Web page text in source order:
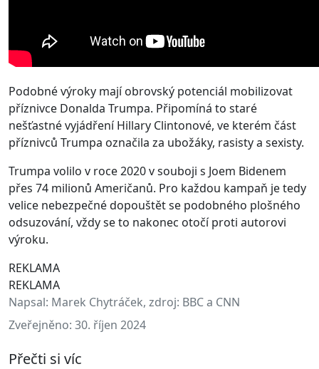
Podobné výroky mají obrovský potenciál mobilizovat
příznivce Donalda Trumpa. Připomíná to staré
nešťastné vyjádření Hillary Clintonové, ve kterém část
příznivců Trumpa označila za ubožáky, rasisty a sexisty.
Trumpa volilo v roce 2020 v souboji s Joem Bidenem
přes 74 milionů Američanů. Pro každou kampaň je tedy
velice nebezpečné dopouštět se podobného plošného
odsuzování, vždy se to nakonec otočí proti autorovi
výroku.
REKLAMA
REKLAMA
Napsal: Marek Chytráček, zdroj: BBC a CNN
Zveřejněno: 30. říjen 2024
Přečti si víc